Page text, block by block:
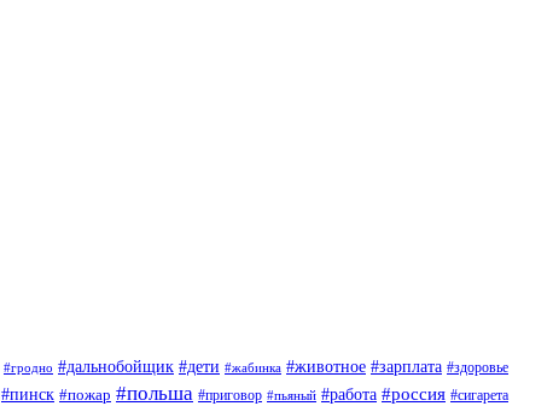
#гродно #дальнобойщик #дети #жабинка #животное #зарплата #здоровье
#пинск #пожар #польша #приговор #пьяный #работа #россия #сигарета